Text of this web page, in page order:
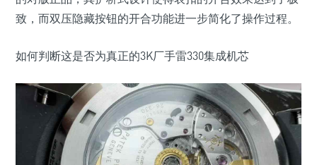
致，而双压隐藏按钮的开合功能进一步简化了操作过程。
如何判断这是否为真正的3K厂手雷330集成机芯